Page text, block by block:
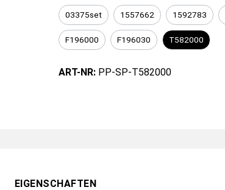
03375set 1557662 1592783
F196000 F196030 T582000
ART-NR: PP-SP-T582000
EIGENSCHAFTEN